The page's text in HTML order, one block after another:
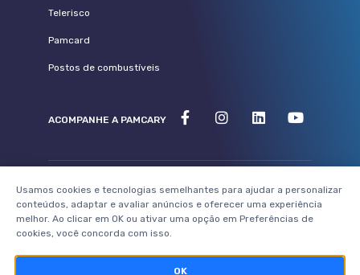
Telerisco
Pamcard
Postos de combustíveis
ACOMPANHE A PAMCARY
©2023 - Pamcary - Todos os direitos reservados
Powered by:
Usamos cookies e tecnologias semelhantes para ajudar a personalizar
conteúdos, adaptar e avaliar anúncios e oferecer uma experiência
melhor. Ao clicar em OK ou ativar uma opção em Preferências de
cookies, você concorda com isso.
OK